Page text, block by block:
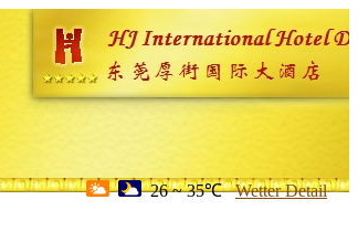
26 ~ 35℃ Wetter Detail